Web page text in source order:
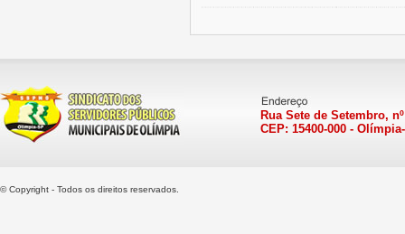
Rua Sete de Setembro,
CEP: 15400-000 -
© Copyright - Todos os direitos reservados.